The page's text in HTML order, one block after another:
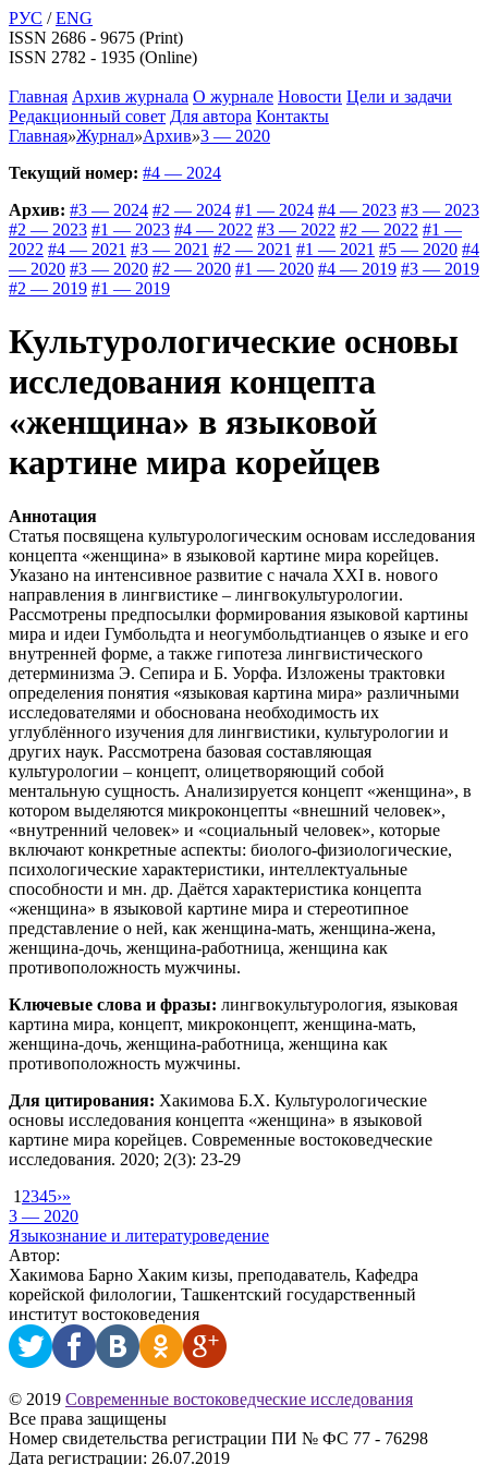
РУС /ENG
ISSN 2686 - 9675 (Print)
ISSN 2782 - 1935 (Online)
Главная Архив журнала О журнале Новости Цели и задачи
Редакционный совет Для автора Контакты
Главная»Журнал»Архив»3 — 2020
Текущий номер: #4 — 2024
Архив: #3 — 2024 #2 — 2024 #1 — 2024 #4 — 2023 #3 — 2023
#2 — 2023 #1 — 2023 #4 — 2022 #3 — 2022 #2 — 2022 #1 —
2022 #4 — 2021 #3 — 2021 #2 — 2021 #1 — 2021 #5 — 2020 #4
— 2020 #3 — 2020 #2 — 2020 #1 — 2020 #4 — 2019 #3 — 2019
#2 — 2019 #1 — 2019
Культурологические основы
исследования концепта
«женщина» в языковой
картине мира корейцев
Аннотация
Статья посвящена культурологическим основам исследования
концепта «женщина» в языковой картине мира корейцев.
Указано на интенсивное развитие с начала XXI в. нового
направления в лингвистике – лингвокультурологии.
Рассмотрены предпосылки формирования языковой картины
мира и идеи Гумбольдта и неогумбольдтианцев о языке и его
внутренней форме, а также гипотеза лингвистического
детерминизма Э. Сепира и Б. Уорфа. Изложены трактовки
определения понятия «языковая картина мира» различными
исследователями и обоснована необходимость их
углублённого изучения для лингвистики, культурологии и
других наук. Рассмотрена базовая составляющая
культурологии – концепт, олицетворяющий собой
ментальную сущность. Анализируется концепт «женщина», в
котором выделяются микроконцепты «внешний человек»,
«внутренний человек» и «социальный человек», которые
включают конкретные аспекты: биолого-физиологические,
психологические характеристики, интеллектуальные
способности и мн. др. Даётся характеристика концепта
«женщина» в языковой картине мира и стереотипное
представление о ней, как женщина-мать, женщина-жена,
женщина-дочь, женщина-работница, женщина как
противоположность мужчины.
Ключевые слова и фразы: лингвокультурология, языковая
картина мира, концепт, микроконцепт, женщина-мать,
женщина-дочь, женщина-работница, женщина как
противоположность мужчины.
Для цитирования: Хакимова Б.Х. Культурологические
основы исследования концепта «женщина» в языковой
картине мира корейцев. Современные востоковедческие
исследования. 2020; 2(3): 23-29
1 2345›»
3 — 2020
Языкознание и литературоведение
Автор:
Хакимова Барно Хаким кизы, преподаватель, Кафедра
корейской филологии, Ташкентский государственный
институт востоковедения
© 2019 Современные востоковедческие исследования
Все права защищены
Номер свидетельства регистрации ПИ № ФС 77 - 76298
Дата регистрации: 26.07.2019